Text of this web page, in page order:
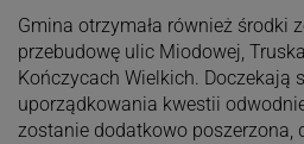
Gmina otrzymała również środki
przebudowę ulic Miodowej,
Kończycach Wielkich. Doczekają
uporządkowania kwestii
zostanie dodatkowo poszerzona,